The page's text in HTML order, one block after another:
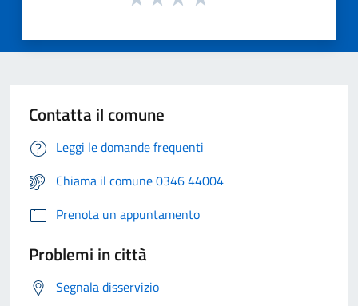
Contatta il comune
Leggi le domande frequenti
Chiama il comune 0346 44004
Prenota un appuntamento
Problemi in città
Segnala disservizio